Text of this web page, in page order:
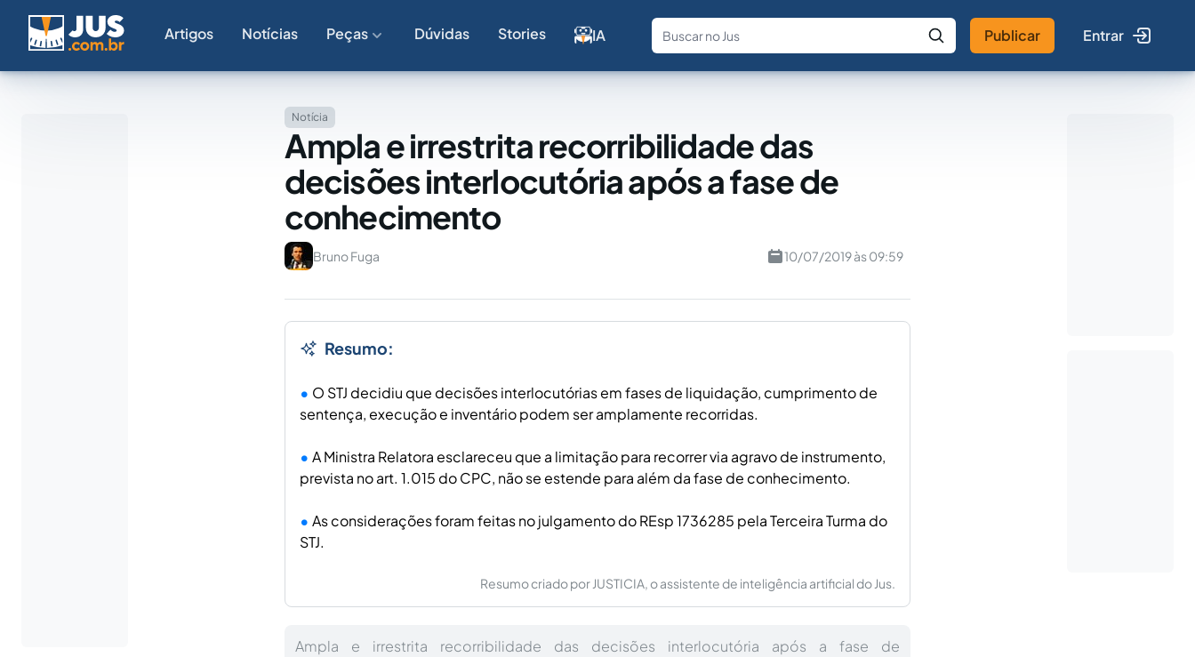
Artigos Notícias Peças Dúvidas Stories IA
Fale com a IA Buscar no Jus
Publicar Entrar
Notícia
Ampla e irrestrita recorribilidade das
decisões interlocutória após a fase de
conhecimento
Bruno Fuga 10/07/2019 às 09:59
Resumo:
O STJ decidiu que decisões interlocutórias em fases de liquidação, cumprimento de
sentença, execução e inventário podem ser amplamente recorridas.
A Ministra Relatora esclareceu que a limitação para recorrer via agravo de instrumento,
prevista no art. 1.015 do CPC, não se estende para além da fase de conhecimento.
As considerações foram feitas no julgamento do REsp 1736285 pela Terceira Turma do
STJ.
Resumo criado por JUSTICIA, o assistente de inteligência artificial do Jus.
Ampla e irrestrita recorribilidade das decisões interlocutória após a fase de